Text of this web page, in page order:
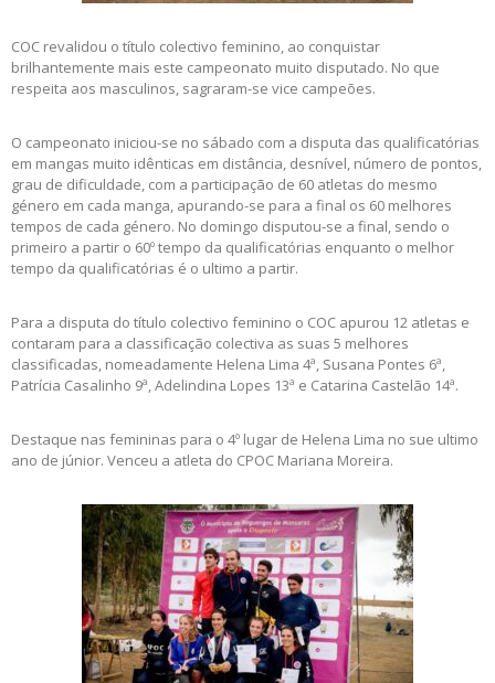
COC revalidou o título colectivo feminino, ao conquistar
brilhantemente mais este campeonato muito disputado. No que
respeita aos masculinos, sagraram-se vice campeões.
O campeonato iniciou-se no sábado com a disputa das qualificatórias
em mangas muito idênticas em distância, desnível, número de pontos,
grau de dificuldade, com a participação de 60 atletas do mesmo
género em cada manga, apurando-se para a final os 60 melhores
tempos de cada género. No domingo disputou-se a final, sendo o
primeiro a partir o 60º tempo da qualificatórias enquanto o melhor
tempo da qualificatórias é o ultimo a partir.
Para a disputa do título colectivo feminino o COC apurou 12 atletas e
contaram para a classificação colectiva as suas 5 melhores
classificadas, nomeadamente Helena Lima 4ª, Susana Pontes 6ª,
Patrícia Casalinho 9ª, Adelindina Lopes 13ª e Catarina Castelão 14ª.
Destaque nas femininas para o 4º lugar de Helena Lima no sue ultimo
ano de júnior. Venceu a atleta do CPOC Mariana Moreira.